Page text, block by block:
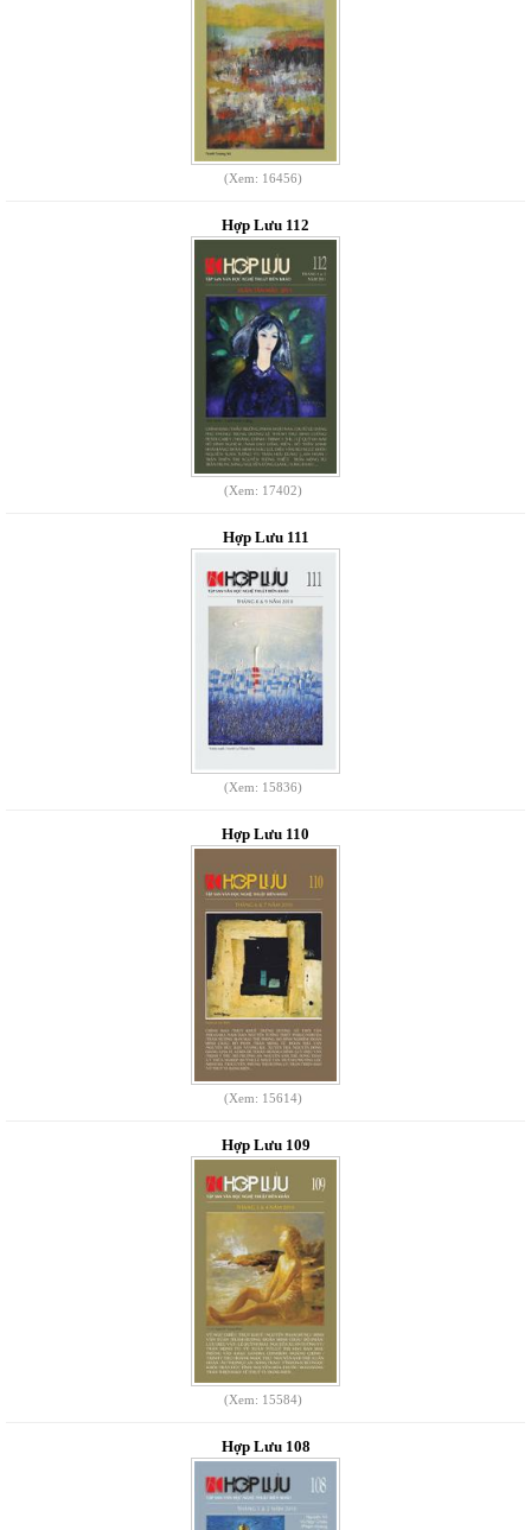
(Xem: 16456)
Hợp Lưu 112
(Xem: 17402)
Hợp Lưu 111
(Xem: 15836)
Hợp Lưu 110
(Xem: 15614)
Hợp Lưu 109
(Xem: 15584)
Hợp Lưu 108